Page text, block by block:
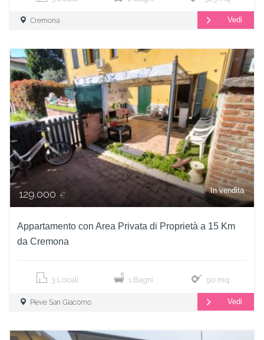
Cremona Vedi
In vendita
129.000 €
Appartamento con Area Privata di Proprietà a 15 Km
da Cremona
3 Locali 1 Bagni 90 mq
Pieve San Giacomo Vedi